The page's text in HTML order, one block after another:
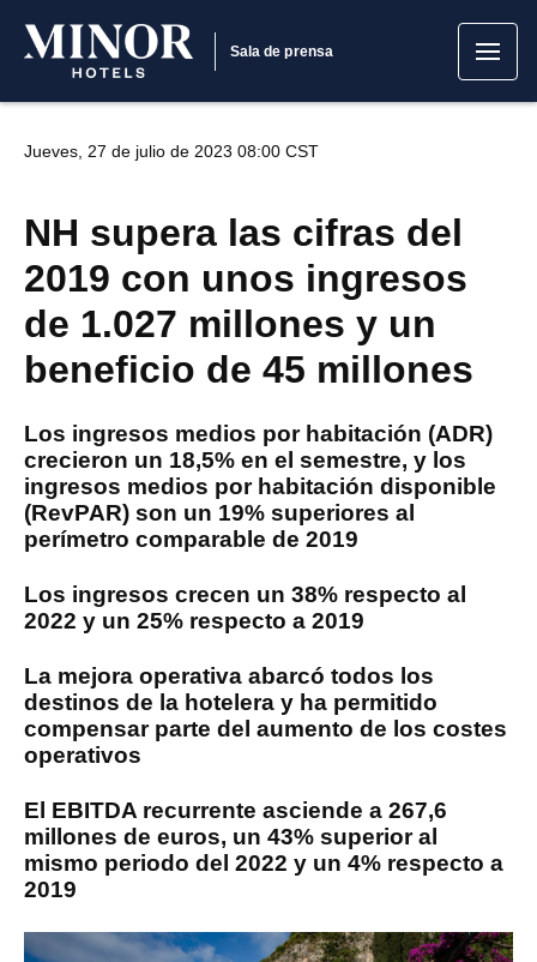
Sala de prensa
Jueves, 27 de julio de 2023 08:00 CST
NH supera las cifras del
2019 con unos ingresos
de 1.027 millones y un
beneficio de 45 millones
Los ingresos medios por habitación (ADR)
crecieron un 18,5% en el semestre, y los
ingresos medios por habitación disponible
(RevPAR) son un 19% superiores al
perímetro comparable de 2019
Los ingresos crecen un 38% respecto al
2022 y un 25% respecto a 2019
La mejora operativa abarcó todos los
destinos de la hotelera y ha permitido
compensar parte del aumento de los costes
operativos
El EBITDA recurrente asciende a 267,6
millones de euros, un 43% superior al
mismo periodo del 2022 y un 4% respecto a
2019